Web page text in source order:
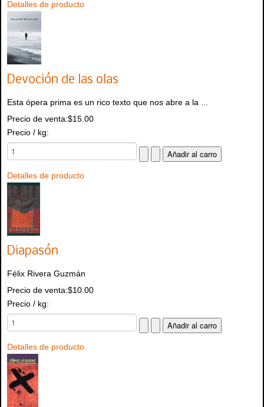
Detalles de producto
Devoción de las olas
Esta ópera prima es un rico texto que nos abre a la ...
Precio de venta:$15.00
Precio / kg:
Detalles de producto
Diapasón
Félix Rivera Guzmán
Precio de venta:$10.00
Precio / kg:
Detalles de producto